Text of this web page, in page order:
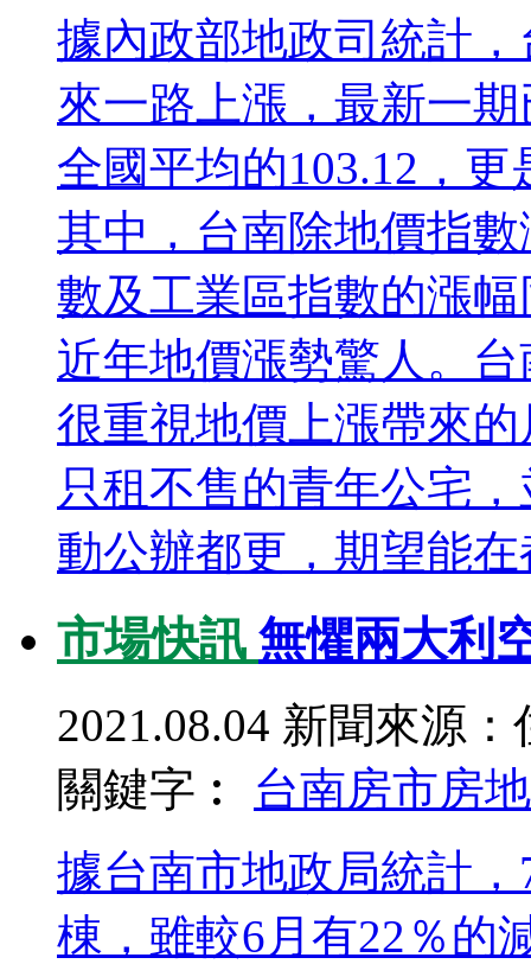
據內政部地政司統計
來一路上漲，最新一
全國平均的103.12，
其中，台南除地價指
數及工業區指數的漲
近年地價漲勢驚人。
很重視地價上漲帶來
只租不售的青年公宅
動公辦都更，期望能
市場快訊 無懼兩大利
2021.08.04 新聞來源：
關鍵字︰ 台南房市房
據台南市地政局統計
棟，雖較6月有22％的